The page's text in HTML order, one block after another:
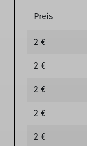
Preis
2 €
2 €
2 €
2 €
2 €